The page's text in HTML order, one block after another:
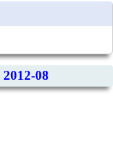
2012-08